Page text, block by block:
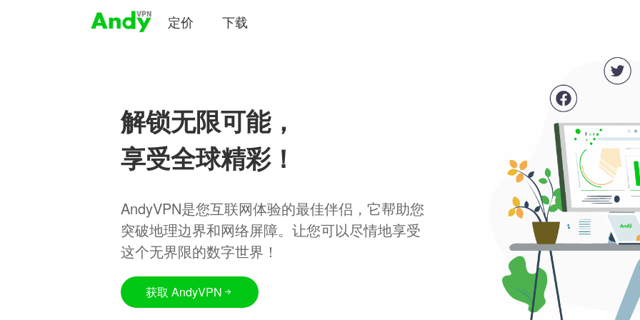
定价 下载
解锁无限可能，
享受全球精彩！
AndyVPN是您互联网体验的最佳伴侣，它帮助您
突破地理边界和网络屏障。让您可以尽情地享受
这个无界限的数字世界！
获取 AndyVPN